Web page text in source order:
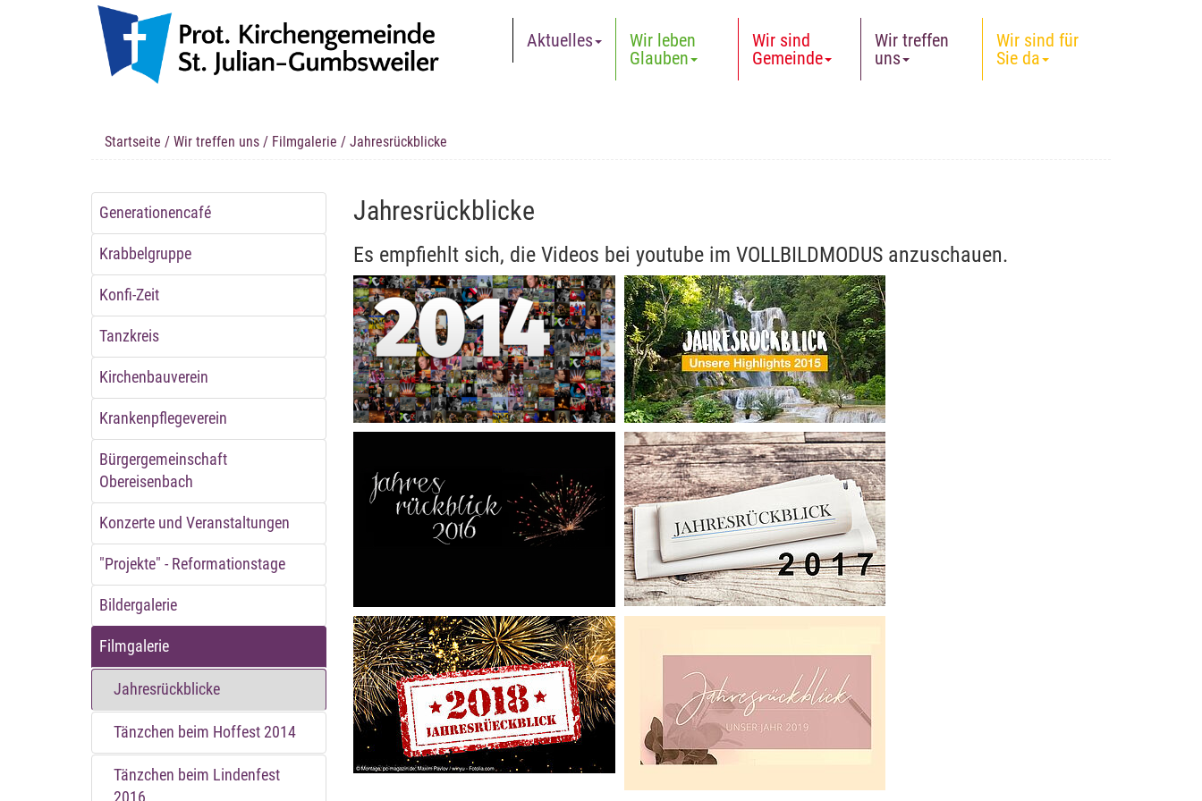
Aktuelles
Wir leben
Glauben
Wir sind
Gemeinde
Wir treffen
uns
Wir sind für
Sie da
Startseite / Wir treffen uns / Filmgalerie / Jahresrückblicke
Generationencafé
Krabbelgruppe
Konfi-Zeit
Tanzkreis
Kirchenbauverein
Krankenpflegeverein
Bürgergemeinschaft
Obereisenbach
Konzerte und Veranstaltungen
"Projekte" - Reformationstage
Bildergalerie
Filmgalerie
Jahresrückblicke
Tänzchen beim Hoffest 2014
Tänzchen beim Lindenfest
2016
Jahresrückblicke
Es empfiehlt sich, die Videos bei youtube im VOLLBILDMODUS anzuschauen.